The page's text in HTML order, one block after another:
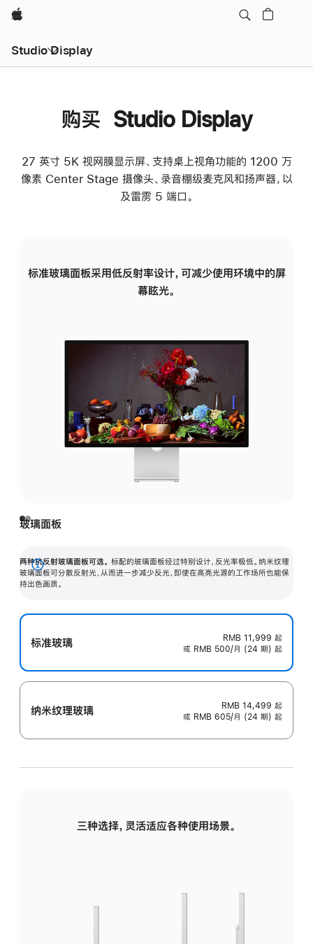
Apple
Studio Display
购买 Studio Display
27 英寸 5K 视网膜显示屏、支持桌上视角功能的 1200 万
像素 Center Stage 摄像头、录音棚级麦克风和扬声器，以
及雷雳 5 端口。
标准玻璃面板采用低反射率设计，可减少使用环境中的屏
幕眩光。
玻璃面板
两种抗反射玻璃面板可选。 标配的玻璃面板经过特别设计，反光率极低。纳米纹理
玻璃面板可分散反射光，从而进一步减少反光，即使在高亮光源的工作场所也能保
持出色画质。
展
开
标准玻璃 RMB 11,999 起
或 RMB 500/月 (24 期) 起
纳米纹理玻璃 RMB 14,499 起
或 RMB 605/月 (24 期) 起
三种选择，灵活适应各种使用场景。